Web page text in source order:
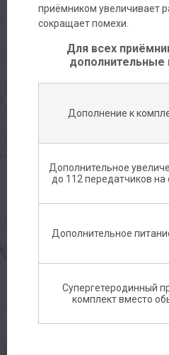
приёмником увеличивает
сокращает помехи.
Для всех
Дополнение к
Дополнительное
до 112 передатчиков на
Дополнительное
Супергетеродинный
комплект вместо